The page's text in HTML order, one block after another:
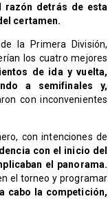
razón detrás de esta
certamen.
la Primera División,
los cuatro mejores
de ida y vuelta,
a semifinales y,
con inconvenientes
con intenciones de
con el inicio del
el panorama.
el torneo y programar
cabo la competición,